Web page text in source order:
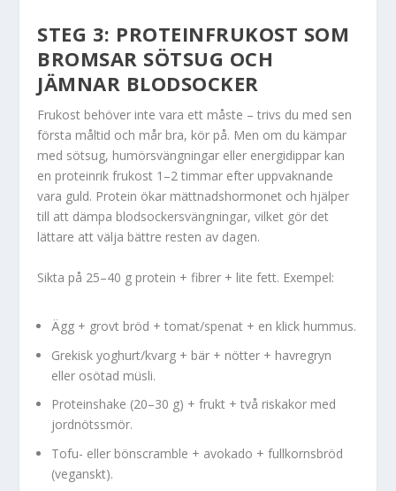
STEG 3: PROTEINFRUKOST SOM
BROMSAR SÖTSUG OCH
JÄMNAR BLODSOCKER
Frukost behöver inte vara ett måste – trivs du med sen
första måltid och mår bra, kör på. Men om du kämpar
med sötsug, humörsvängningar eller energidippar kan
en proteinrik frukost 1–2 timmar efter uppvaknande
vara guld. Protein ökar mättnadshormonet och hjälper
till att dämpa blodsockersvängningar, vilket gör det
lättare att välja bättre resten av dagen.
Sikta på 25–40 g protein + fibrer + lite fett. Exempel:
Ägg + grovt bröd + tomat/spenat + en klick hummus.
Grekisk yoghurt/kvarg + bär + nötter + havregryn
eller osötad müsli.
Proteinshake (20–30 g) + frukt + två riskakor med
jordnötssmör.
Tofu- eller bönscramble + avokado + fullkornsbröd
(veganskt).